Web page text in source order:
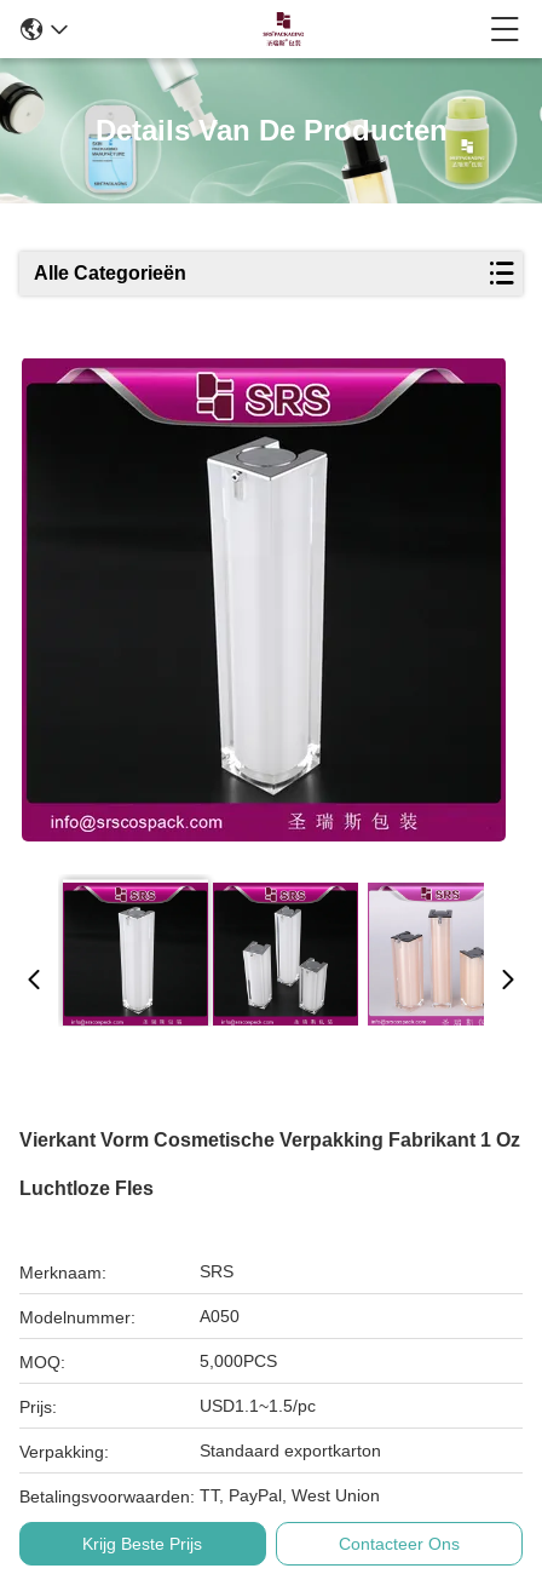
Details Van De Producten
Alle Categorieën
Vierkant Vorm Cosmetische Verpakking Fabrikant 1 Oz
Luchtloze Fles
Merknaam: SRS
Modelnummer: A050
MOQ: 5,000PCS
Prijs: USD1.1~1.5/pc
Verpakking: Standaard exportkarton
Betalingsvoorwaarden: TT, PayPal, West Union
Krijg Beste Prijs Contacteer Ons